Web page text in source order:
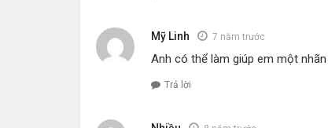
Mỹ Linh 7 năm trước
Anh có thể làm giúp em một
Trả lời